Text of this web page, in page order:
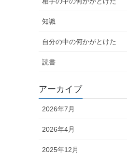
知識
自分の中の何かがとけた
読書
アーカイブ
2026年7月
2026年4月
2025年12月